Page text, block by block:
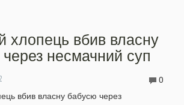
хлопець вбив власну
несмачний суп
0